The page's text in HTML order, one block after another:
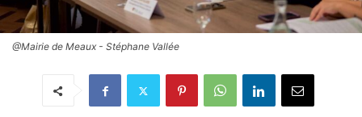
@Mairie de Meaux - Stéphane Vallée